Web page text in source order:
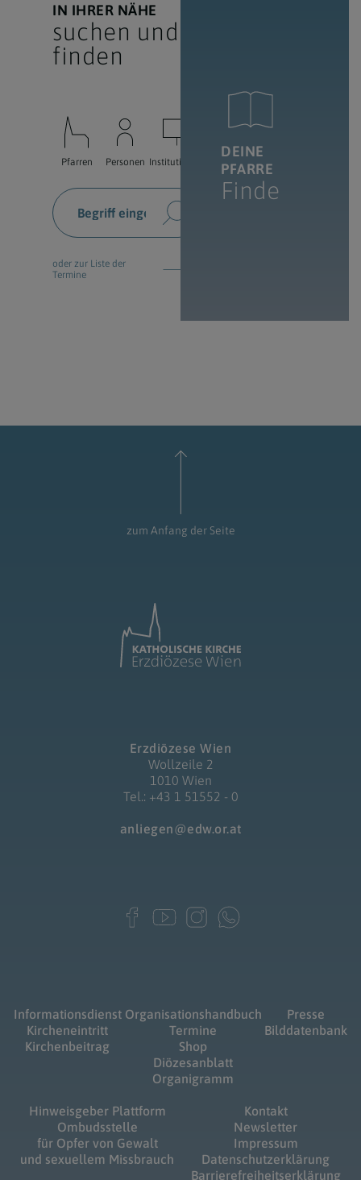
IN IHRER NÄHE
suchen und
finden
Pfarren Personen Institutionen
oder zur Liste der
Termine
DEINE
PFARRE
Finde
zum Anfang der Seite
Erzdiözese Wien
Wollzeile 2
1010 Wien
Tel.: +43 1 51552 - 0
anliegen@edw.or.at
Informationsdienst
Kircheneintritt
Kirchenbeitrag
Organisationshandbuch
Termine
Shop
Diözesanblatt
Organigramm
Presse
Bilddatenbank
Hinweisgeber Plattform
Ombudsstelle
für Opfer von Gewalt
und sexuellem Missbrauch
Kontakt
Newsletter
Impressum
Datenschutzerklärung
Barrierefreiheitserklärung